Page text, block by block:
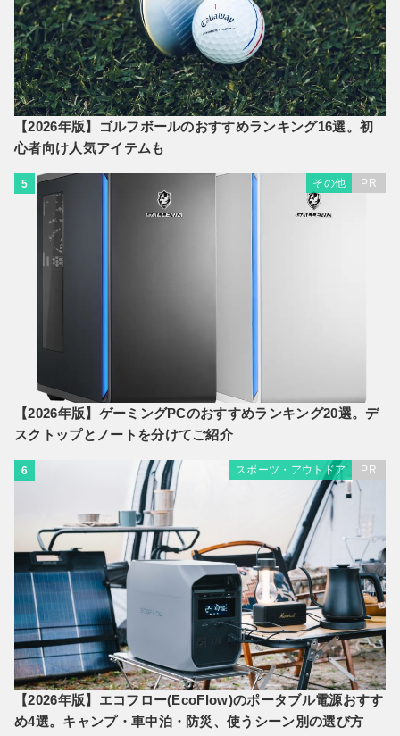
【2026年版】ゴルフボールのおすすめランキング16選。初
心者向け人気アイテムも
5 その他 PR
【2026年版】ゲーミングPCのおすすめランキング20選。デ
スクトップとノートを分けてご紹介
6 スポーツ・アウトドア PR
【2026年版】エコフロー(EcoFlow)のポータブル電源おすす
め4選。キャンプ・車中泊・防災、使うシーン別の選び方